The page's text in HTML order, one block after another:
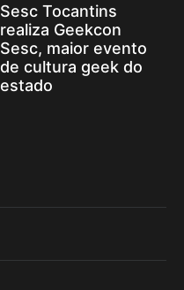
Sesc Tocantins
realiza Geekcon
Sesc, maior evento
de cultura geek do
estado